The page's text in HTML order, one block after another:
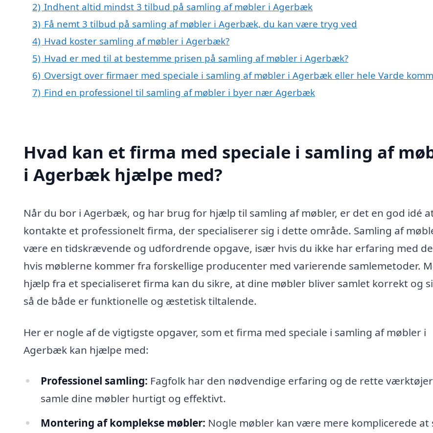
2) Indhent altid mindst 3 tilbud på samling af møbler i Agerbæk
3) Få nemt 3 tilbud på samling af møbler i Agerbæk, du kan være tryg ved
4) Hvad koster samling af møbler i Agerbæk?
5) Hvad er med til at bestemme prisen på samling af møbler i Agerbæk?
6) Oversigt over firmaer med speciale i samling af møbler i Agerbæk eller hele Varde
7) Find en professionel til samling af møbler i byer nær Agerbæk
Hvad kan et firma med speciale i samling af
i Agerbæk hjælpe med?
Når du bor i Agerbæk, og har brug for hjælp til samling af møbler, er det en god idé
kontakte et professionelt firma, der specialiserer sig i dette område. Samling af
være en tidskrævende og udfordrende opgave, især hvis du ikke har erfaring med
hvis møblerne kommer fra forskellige producenter med varierende samlemetoder.
hjælp fra et specialiseret firma kan du sikre, at dine møbler bliver samlet korrekt og
så de både er funktionelle og æstetisk tiltalende.
Her er nogle af de vigtigste opgaver, som et firma med speciale i samling af møbler i
Agerbæk kan hjælpe med:
Professionel samling: Fagfolk har den nødvendige erfaring og de rette
samle dine møbler hurtigt og effektivt.
Montering af komplekse møbler: Nogle møbler kan være mere komplicerede at